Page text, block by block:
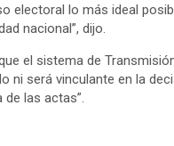
electoral lo más ideal
nacional”, dijo.
el sistema de
ni será vinculante en la
las actas”.